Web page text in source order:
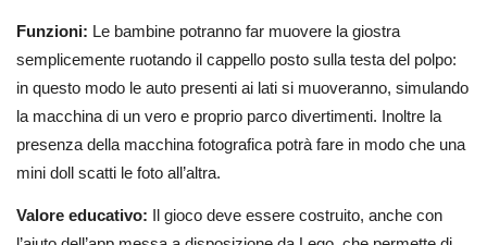
Funzioni: Le bambine potranno far muovere la giostra
semplicemente ruotando il cappello posto sulla testa del polpo:
in questo modo le auto presenti ai lati si muoveranno, simulando
la macchina di un vero e proprio parco divertimenti. Inoltre la
presenza della macchina fotografica potrà fare in modo che una
mini doll scatti le foto all’altra.
Valore educativo: Il gioco deve essere costruito, anche con